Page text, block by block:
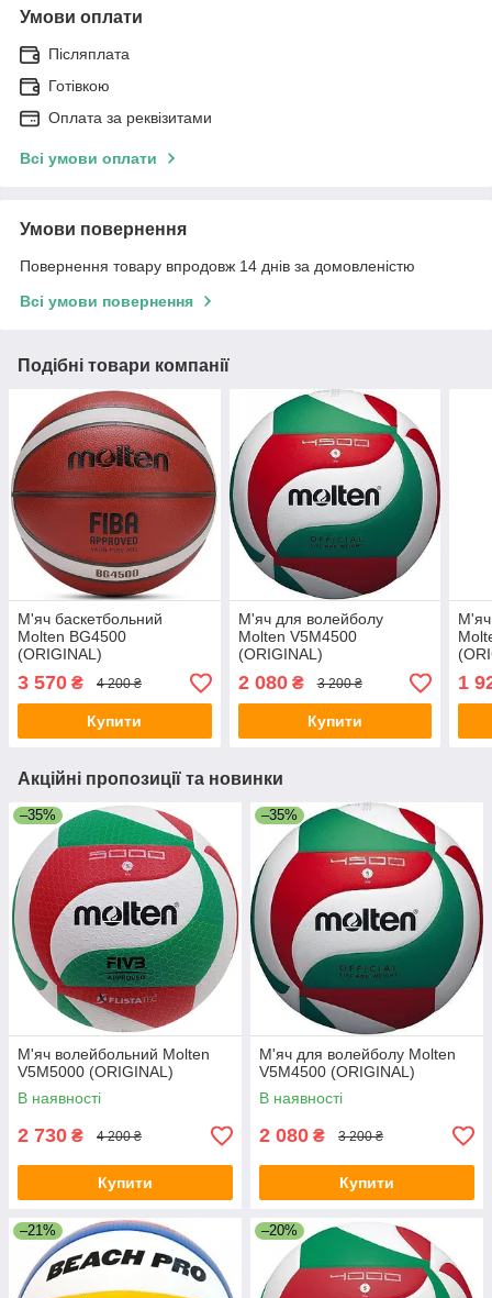
Умови оплати
Післяплата
Готівкою
Оплата за реквізитами
Всі умови оплати
Умови повернення
Повернення товару впродовж 14 днів за домовленістю
Всі умови повернення
Подібні товари компанії
М'яч баскетбольний
Molten BG4500
(ORIGINAL)
3 570 ₴ 4 200 ₴
Купити
М'яч для волейболу
Molten V5M4500
(ORIGINAL)
2 080₴ 3 200 ₴
Купити
М'яч
1
Акційні пропозиції та новинки
–35%
М'яч волейбольний Molten
V5M5000 (ORIGINAL)
В наявності
2 730 ₴ 4 200 ₴
Купити
–35%
М'яч для волейболу Molten
V5M4500 (ORIGINAL)
В наявності
2 080 ₴ 3 200 ₴
Купити
–21% –20%